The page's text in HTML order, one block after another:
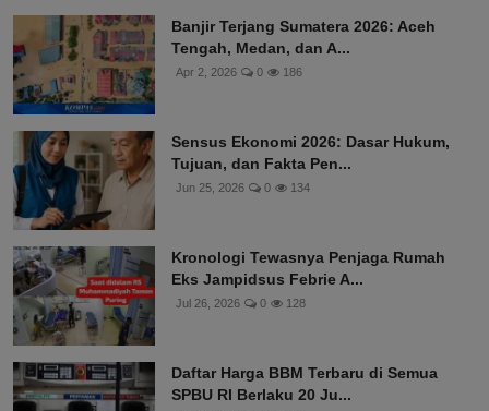
Banjir Terjang Sumatera 2026: Aceh
Tengah, Medan, dan A...
Apr 2, 2026 0 186
Sensus Ekonomi 2026: Dasar Hukum,
Tujuan, dan Fakta Pen...
Jun 25, 2026 0 134
Kronologi Tewasnya Penjaga Rumah
Eks Jampidsus Febrie A...
Jul 26, 2026 0 128
Daftar Harga BBM Terbaru di Semua
SPBU RI Berlaku 20 Ju...